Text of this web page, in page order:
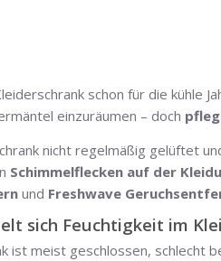
schon für die kühle
einzuräumen – doch
nicht regelmäßig gelüftet
Schimmelflecken auf der
und Freshwave
sich Feuchtigkeit im
ist meist geschlossen, schlecht